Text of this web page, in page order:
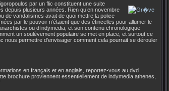
par un flic constituent une suite
depuis plusieurs années. Rien qu’en novembre
de vandalismes avait de quoi mettre la police
par le pouvoir n’étaient que des étincelles pour allumer le
ou d’indymedia, et son contenu chronologique
un soulèvement populaire se met en place, et surtout ce
nous permettre d’envisager comment cela pourrait se dérouler
en français et en anglais, reportez-vous au dvd
brochure proviennent essentiellement de indymedia athenes,